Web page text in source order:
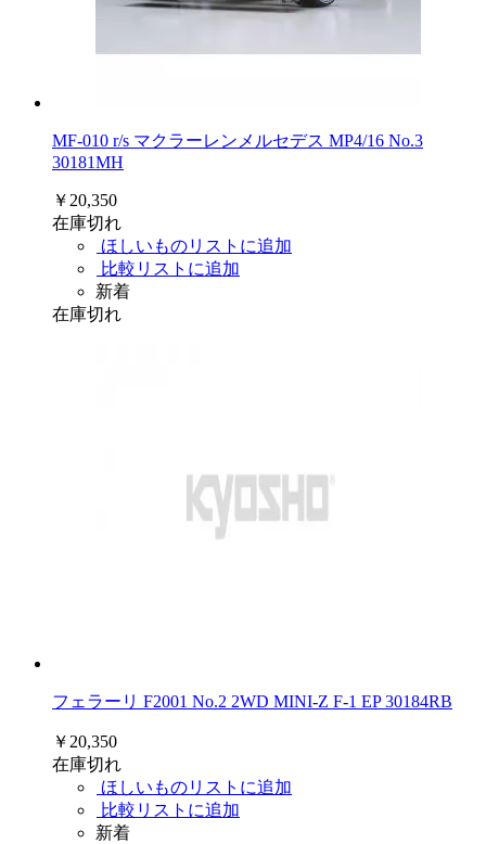
MF-010 r/s マクラーレンメルセデス MP4/16 No.3
30181MH
￥20,350
在庫切れ
ほしいものリストに追加
比較リストに追加
新着
在庫切れ
フェラーリ F2001 No.2 2WD MINI-Z F-1 EP 30184RB
￥20,350
在庫切れ
ほしいものリストに追加
比較リストに追加
新着